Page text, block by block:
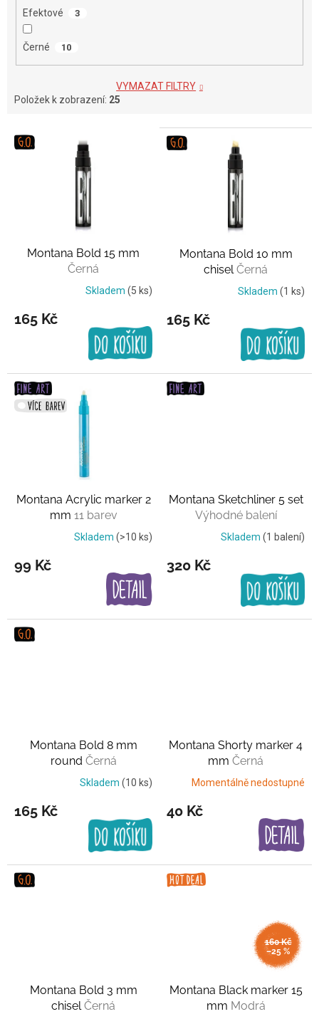
Efektové 3
Černé 10
VYMAZAT FILTRY
Položek k zobrazení: 25
V
ů
Montana Bold 15 mm
Černá
Skladem (5 ks)
165 Kč
Montana Bold 10 mm
chiselČerná
Skladem (1 ks)
165 Kč
Montana Acrylic marker 2
mm 11 barev
Skladem (>10 ks)
99 Kč
Montana Sketchliner 5 set
Výhodné balení
Skladem (1 balení)
320 Kč
Montana Bold 8 mm
round Černá
Skladem (10 ks)
165 Kč
Montana Shorty marker 4
mm Černá
Momentálně nedostupné
40 Kč
Montana Bold 3 mm
chiselČerná
160 Kč
–25 %
Montana Black marker 15
mm Modrá